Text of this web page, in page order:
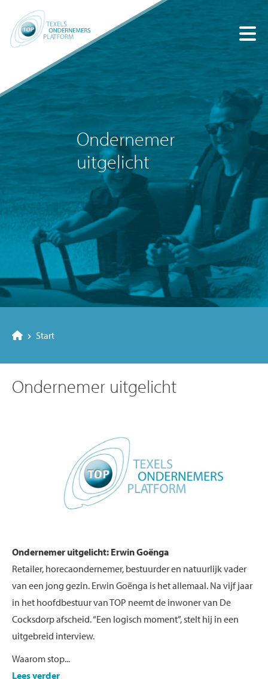
Ondernemer
uitgelicht
Start
Ondernemer uitgelicht
Ondernemer uitgelicht: Erwin Goënga
Retailer, horecaondernemer, bestuurder en natuurlijk vader
van een jong gezin. Erwin Goënga is het allemaal. Na vijf jaar
in het hoofdbestuur van TOP neemt de inwoner van De
Cocksdorp afscheid. “Een logisch moment”, stelt hij in een
uitgebreid interview.
Waarom stop...
Lees verder